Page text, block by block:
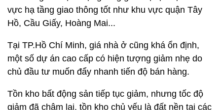
vực hạ tầng giao thông tốt như khu vực quận Tây
Hồ, Cầu Giấy, Hoàng Mai...
Tại TP.Hồ Chí Minh, giá nhà ở cũng khá ổn định,
một số dự án cao cấp có hiện tượng giảm nhẹ do
chủ đầu tư muốn đẩy nhanh tiến độ bán hàng.
Tồn kho bất động sản tiếp tục giảm, nhưng tốc độ
giảm đã chậm lại, tồn kho chủ yếu là đất nền tại các